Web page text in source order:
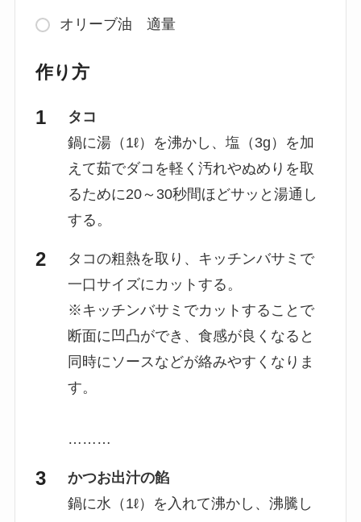
オリーブ油 適量
作り方
タコ
鍋に湯（1ℓ）を沸かし、塩（3g）を加
えて茹でダコを軽く汚れやぬめりを取
るために20～30秒間ほどサッと湯通し
する。
タコの粗熱を取り、キッチンバサミで
一口サイズにカットする。
※キッチンバサミでカットすることで
断面に凹凸ができ、食感が良くなると
同時にソースなどが絡みやすくなりま
す。
………
かつお出汁の餡
鍋に水（1ℓ）を入れて沸かし、沸騰し